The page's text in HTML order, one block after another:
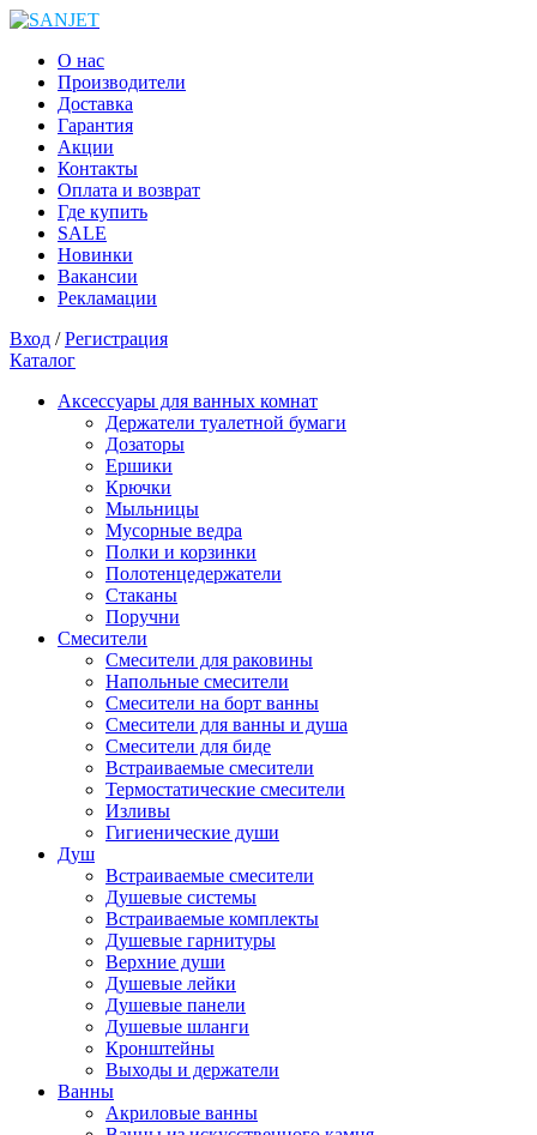
О нас
Производители
Доставка
Гарантия
Акции
Контакты
Оплата и возврат
Где купить
SALE
Новинки
Вакансии
Рекламации
Вход /Регистрация
Каталог
Аксессуары для ванных комнат
Держатели туалетной бумаги
Дозаторы
Ершики
Крючки
Мыльницы
Мусорные ведра
Полки и корзинки
Полотенцедержатели
Стаканы
Поручни
Смесители
Смесители для раковины
Напольные смесители
Смесители на борт ванны
Смесители для ванны и душа
Смесители для биде
Встраиваемые смесители
Термостатические смесители
Изливы
Гигиенические души
Душ
Встраиваемые смесители
Душевые системы
Встраиваемые комплекты
Душевые гарнитуры
Верхние души
Душевые лейки
Душевые панели
Душевые шланги
Кронштейны
Выходы и держатели
Ванны
Акриловые ванны